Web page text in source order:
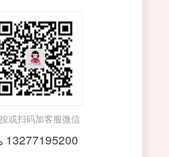
或扫码加客服微信
13277195200